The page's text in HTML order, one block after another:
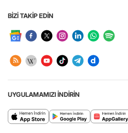
BİZİ TAKİP EDİN
UYGULAMAMIZI İNDİRİN